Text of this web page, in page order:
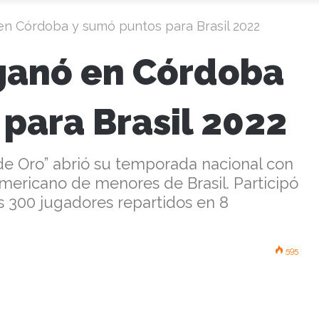
Córdoba y sumó puntos para Brasil 2022
en Córdoba
Brasil 2022
Oro” abrió su temporada nacional con
de menores de Brasil. Participó
300 jugadores repartidos en 8
595